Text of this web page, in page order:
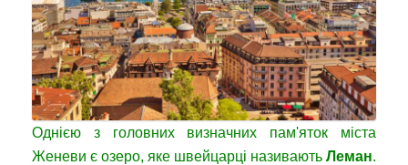
Однією з головних визначних пам'яток міста
Женеви є озеро, яке швейцарці називають Леман.